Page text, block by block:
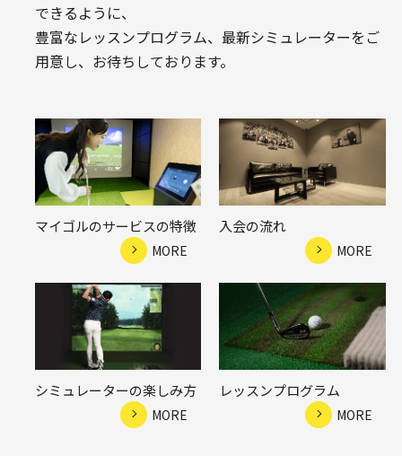
できるように、
豊富なレッスンプログラム、最新シミュレーターをご
用意し、お待ちしております。
マイゴルのサービスの特徴
MORE
入会の流れ
MORE
シミュレーターの楽しみ方
MORE
レッスンプログラム
MORE